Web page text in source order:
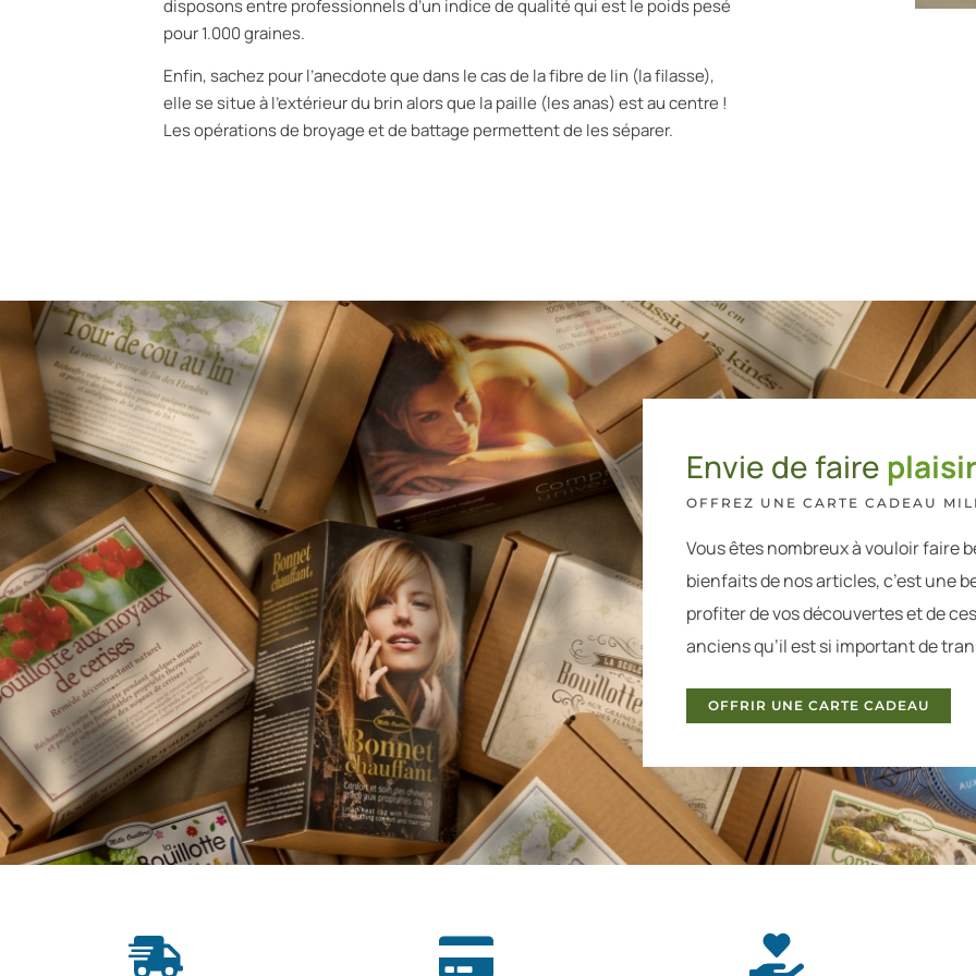
disposons entre professionnels d’un indice de qualité qui est le poids pesé
pour 1.000 graines.
Enfin, sachez pour l’anecdote que dans le cas de la fibre de lin (la filasse),
elle se situe à l’extérieur du brin alors que la paille (les anas) est au centre !
Les opérations de broyage et de battage permettent de les séparer.
Envie de faire
OFFREZ UNE CARTE CADEAU
Vous êtes nombreux à vouloir faire
bienfaits de nos articles, c’est une
profiter de vos découvertes et de
anciens qu’il est si important de
OFFRIR UNE CARTE CADEAU